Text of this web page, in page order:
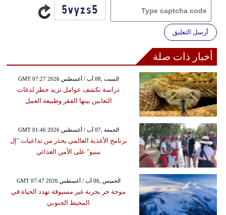
أرسل التعليق
أخبار ذات صلة
GMT 07:27 2026 السبت ,08 آب / أغسطس
دراسة تكشف عوامل تزيد خطر لدغات
الثعابين بينها الفقر وطبيعة العمل
GMT 01:46 2026 الجمعة ,07 آب / أغسطس
برنامج الأغذية العالمي يحذر من تداعيات "إل
نينيو" على الأمن الغذائي
GMT 07:47 2026 الخميس ,06 آب / أغسطس
موجة حر بحرية غير مسبوقة تهدد الحياة في
المحيط الجنوبي